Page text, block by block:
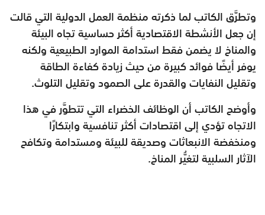
وتطرَّق الكاتب لما ذكرته منظمة العمل الدولية التي قالت
إن جعل الأنشطة الاقتصادية أكثر حساسية تجاه البيئة
والمناخ لا يضمن فقط استدامة الموارد الطبيعية ولكنه
يوفر أيضًا فوائد كبيرة من حيث زيادة كفاءة الطاقة
وتقليل النفايات والقدرة على الصمود وتقليل التلوث.
وأوضح الكاتب أن الوظائف الخضراء التي تتطوَّر في هذا
الاتجاه تؤدي إلى اقتصادات أكثر تنافسية وابتكارًا
ومنخفضة الانبعاثات وصديقة للبيئة ومستدامة وتكافح
الآثار السلبية لتغيُّر المناخ.